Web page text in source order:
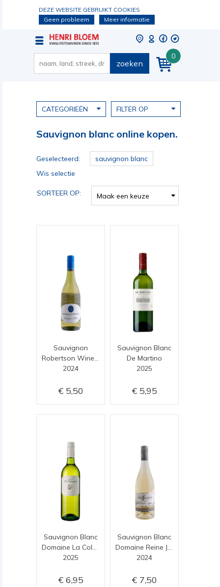
DEZE WEBSITE GEBRUIKT COOKIES
Geen probleem
Meer informatie
0
zoeken
CATEGORIEËN FILTER OP
Sauvignon blanc online kopen.
Geselecteerd:
sauvignon blanc
Wis selectie
SORTEER OP: Maak een keuze
Sauvignon
2024
5,50
Sauvignon Blanc
De Martino
2025
5,95
Sauvignon Blanc
2025
6,95
Sauvignon Blanc
2024
7,50